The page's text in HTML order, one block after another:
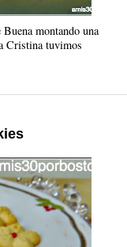
montando una
Cristina tuvimos